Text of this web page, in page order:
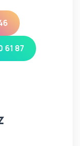
61 87